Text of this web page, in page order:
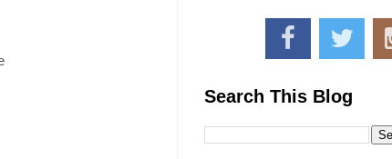
Search This Blog